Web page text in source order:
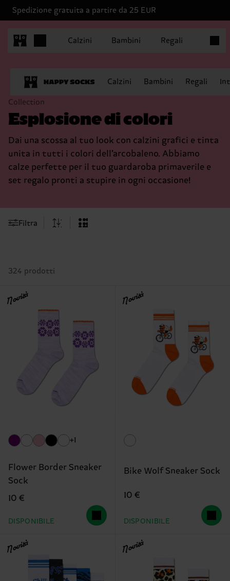
Spedizione gratuita a partire da 25 EUR
Calzini Bambini Regali
Calzini Bambini Regali
Collection
Esplosione di colori
Dai una scossa al tuo look con calzini grafici e tinta
unita in tutti i colori dell’arcobaleno. Abbiamo
calze perfette per il tuo guardaroba primaverile e
set regalo pronti a stupire in ogni occasione!
Filtra
324 prodotti
Novità
+1
Flower Border Sneaker
Sock
10 €
DISPONIBILE
Novità
Bike Wolf Sneaker Sock
10 €
DISPONIBILE
Novità Novità